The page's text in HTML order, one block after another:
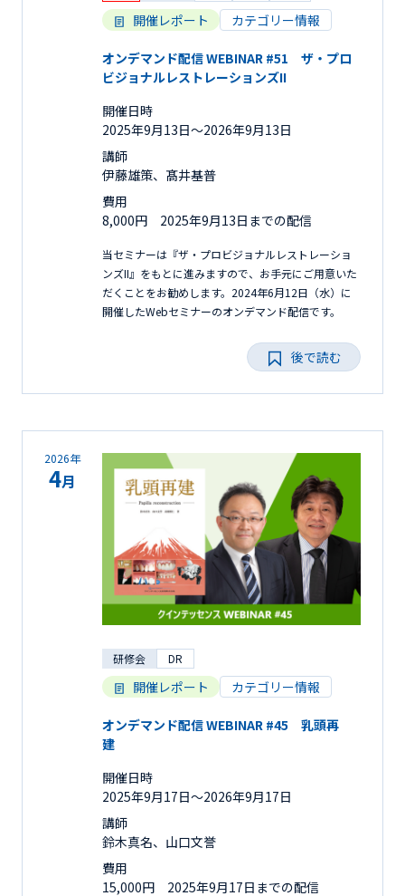
開催レポート カテゴリー情報
オンデマンド配信 WEBINAR #51 ザ・プロ
ビジョナルレストレーションズII
開催日時
2025年9月13日〜2026年9月13日
講師
伊藤雄策、髙井基普
費用
8,000円 2025年9月13日までの配信
当セミナーは『ザ・プロビジョナルレストレーショ
ンズII』をもとに進みますので、お手元にご用意いた
だくことをお勧めします。2024年6月12日（水）に
開催したWebセミナーのオンデマンド配信です。
後で読む
2026年
4月
研修会 DR
開催レポート カテゴリー情報
オンデマンド配信 WEBINAR #45 乳頭再
建
開催日時
2025年9月17日〜2026年9月17日
講師
鈴木真名、山口文誉
費用
15,000円 2025年9月17日までの配信